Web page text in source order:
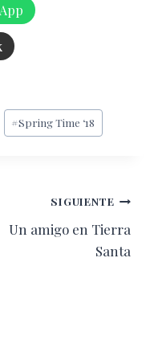
#Spring Time ‘18
SIGUIENTE
Un amigo en Tierra
Santa